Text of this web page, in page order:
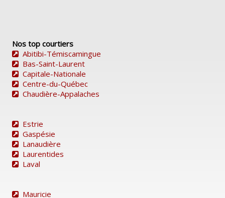
Nos top courtiers
Abitibi-Témiscamingue
Bas-Saint-Laurent
Capitale-Nationale
Centre-du-Québec
Chaudière-Appalaches
Estrie
Gaspésie
Lanaudière
Laurentides
Laval
Mauricie